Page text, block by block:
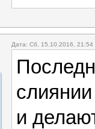
Дата: Сб, 15.10.2016,
и